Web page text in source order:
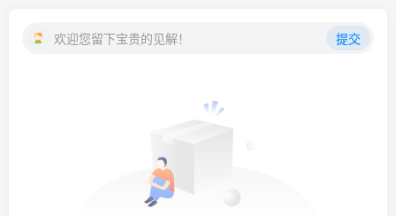
欢迎您留下宝贵的见解！ 提交